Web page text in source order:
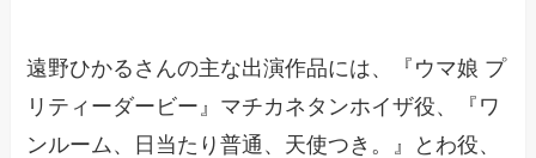
遠野ひかるさんの主な出演作品には、『ウマ娘 プ
リティーダービー』マチカネタンホイザ役、『ワ
ンルーム、日当たり普通、天使つき。』とわ役、